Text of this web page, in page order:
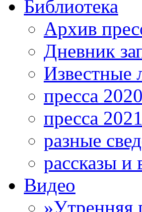
Библиотека
Архив
Дневник
Известные
пресса 2020
пресса 2021
разные
рассказы и
Видео
»Утренняя